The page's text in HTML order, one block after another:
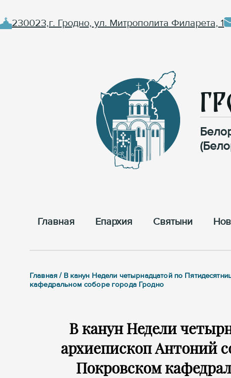
230023,г. Гродно, ул. Митрополита Филарета, 1
Главная Епархия Cвятыни
Главная / В канун Недели четырнадцатой по
кафедральном соборе города Гродно
В канун Недели
архиепископ Антоний
Покровском